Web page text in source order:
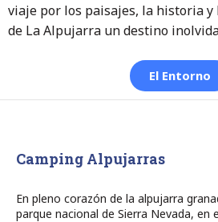
viaje por los paisajes, la historia y
de La Alpujarra un destino
El Entorno
Camping Alpujarras
En pleno corazón de la alpujarra
parque nacional de Sierra Nevada, en